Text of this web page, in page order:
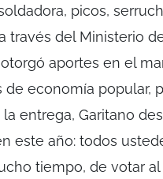
picos,
través del Ministerio
aportes en el
de economía popular,
entrega, Garitano
este año: todos
tiempo, de votar